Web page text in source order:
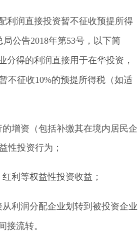
利润直接投资暂不征收预提所得
公告2018年第53号，以下简
分得的利润直接用于在华投资，
不征收10%的预提所得税（如适
增资（包括补缴其在境内居民企
性投资行为；
利等权益性投资收益；
利润分配企业划转到被投资企业
接流转。